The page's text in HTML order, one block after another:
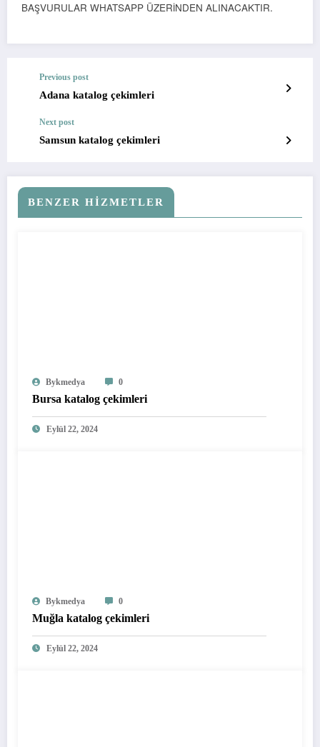
BAŞVURULAR WHATSAPP ÜZERİNDEN ALINACAKTIR.
Previous post
Adana katalog çekimleri
Next post
Samsun katalog çekimleri
BENZER HIZMETLER
Bykmedya 0
Bursa katalog çekimleri
Eylül 22, 2024
Bykmedya 0
Muğla katalog çekimleri
Eylül 22, 2024